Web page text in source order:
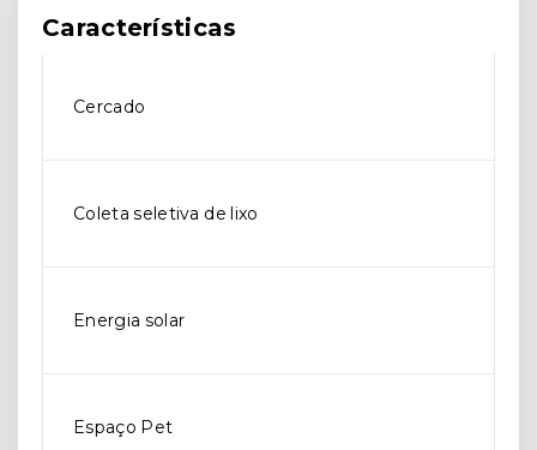
Características
Cercado
Coleta seletiva de lixo
Energia solar
Espaço Pet